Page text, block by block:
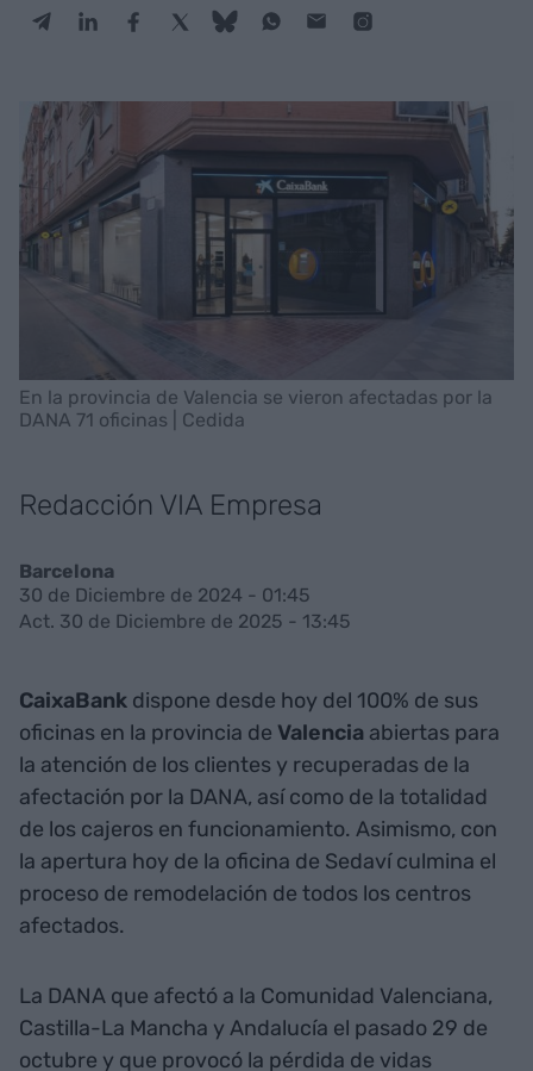
En la provincia de Valencia se vieron afectadas por la
DANA 71 oficinas | Cedida
Redacción VIA Empresa
Barcelona
30 de Diciembre de 2024 - 01:45
Act. 30 de Diciembre de 2025 - 13:45
CaixaBank dispone desde hoy del 100% de sus
oficinas en la provincia de Valencia abiertas para
la atención de los clientes y recuperadas de la
afectación por la DANA, así como de la totalidad
de los cajeros en funcionamiento. Asimismo, con
la apertura hoy de la oficina de Sedaví culmina el
proceso de remodelación de todos los centros
afectados.
La DANA que afectó a la Comunidad Valenciana,
Castilla-La Mancha y Andalucía el pasado 29 de
octubre y que provocó la pérdida de vidas